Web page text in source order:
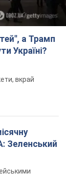
а Трамп
Україні?
вкрай
Зеленський